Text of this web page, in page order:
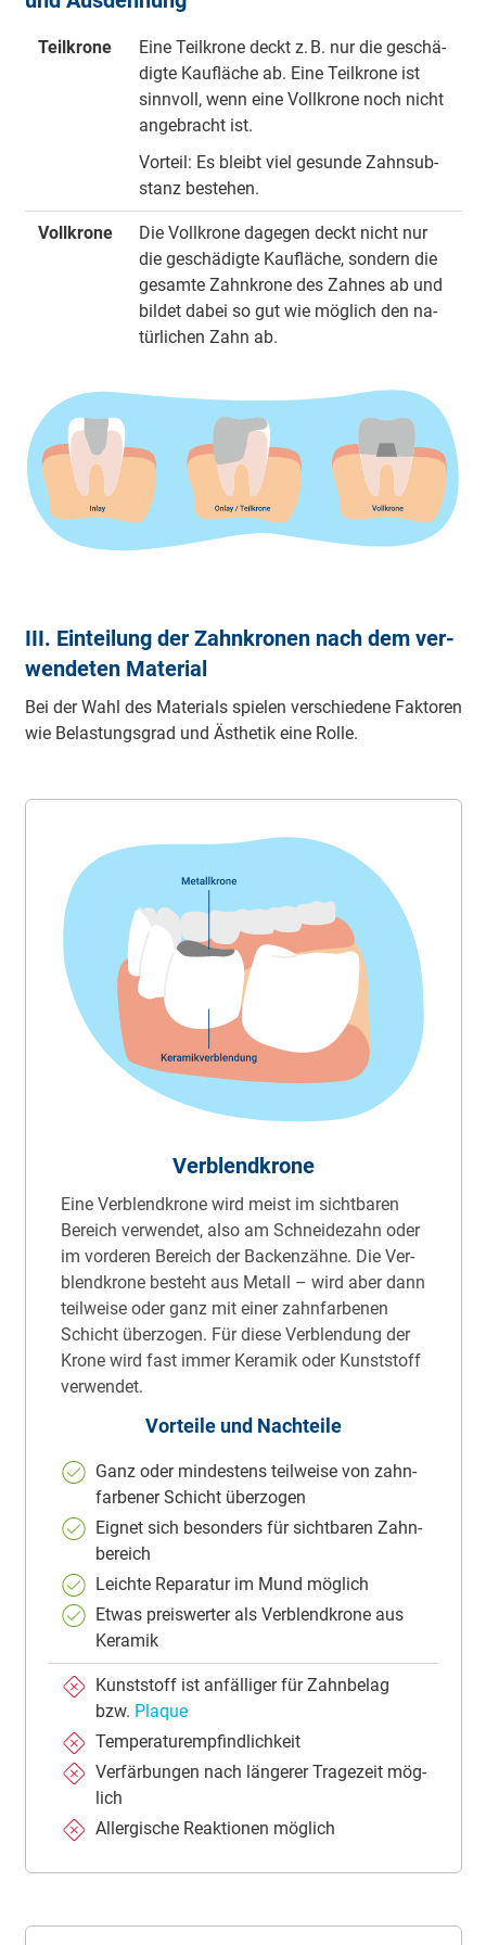
Teilkrone
Ei­ne Teil­kro­ne deckt z. B. nur die ge­schä­
dig­te Kau­flä­che ab. Ei­ne Teil­kro­ne ist
sinn­voll, wenn ei­ne Voll­kro­ne noch nicht
an­ge­bracht ist.
Vor­teil: Es bleibt viel ge­sun­de Zahn­sub­
stanz be­ste­hen.
Vollkrone
Die Voll­kro­ne da­ge­gen deckt nicht nur
die ge­schä­dig­te Kau­flä­che, son­dern die
ge­sam­te Zahn­kro­ne des Zah­nes ab und
bil­det da­bei so gut wie mög­lich den na­
tür­li­chen Zahn ab.
III. Ein­tei­lung der Zahn­kro­nen nach dem ver­
wen­de­ten Ma­te­ri­al
Bei der Wahl des Ma­te­ri­als spie­len ver­schie­de­ne Fak­to­ren
wie Be­las­tungs­grad und Äs­the­tik ei­ne Rol­le.
Ver­blend­kro­ne
Ei­ne Ver­blend­kro­ne wird meist im sicht­ba­ren
Be­reich ver­wen­det, al­so am Schnei­de­zahn oder
im vor­de­ren Be­reich der Ba­cken­zäh­ne. Die Ver­
blend­kro­ne be­steht aus Me­tall – wird aber dann
teil­wei­se oder ganz mit ei­ner zahn­far­be­nen
Schicht über­zo­gen. Für die­se Ver­blen­dung der
Kro­ne wird fast im­mer Ke­ra­mik oder Kunst­stoff
ver­wen­det.
Vorteile und Nachteile
Ganz oder min­des­tens teil­wei­se von zahn­
far­be­ner Schicht über­zo­gen
Eig­net sich be­son­ders für sicht­ba­ren Zahn­
be­reich
Leich­te Re­pa­ra­tur im Mund mög­lich
Et­was preis­wer­ter als Ver­blend­kro­ne aus
Ke­ra­mik
Kunst­stoff ist an­fäl­li­ger für Zahn­be­lag
bzw. Plaque
Tem­pe­ra­tur­emp­find­lich­keit
Ver­fär­bun­gen nach län­ge­rer Tra­ge­zeit mög­
lich
All­er­gi­sche Re­ak­ti­o­nen mög­lich